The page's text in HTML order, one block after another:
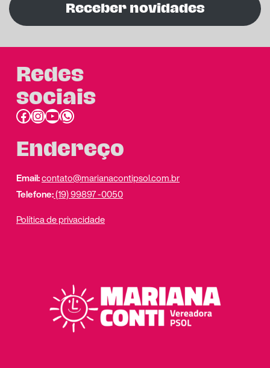
Receber novidades
Redes
sociais
Facebook InstagramYoutube link do whatsapp
Endereço
Email:contato@marianacontipsol.com.br
Telefone:(19) 99897 -0050
Política de privacidade